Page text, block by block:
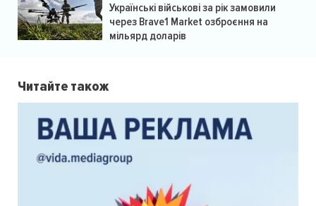
Українські військові за рік замовили
через Brave1 Market озброєння на
мільярд доларів
Читайте також